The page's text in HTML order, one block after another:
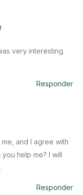
very interesting.
Responder
and I agree with
help me? I will
Responder